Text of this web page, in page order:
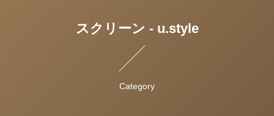
スクリーン - u.style
Category